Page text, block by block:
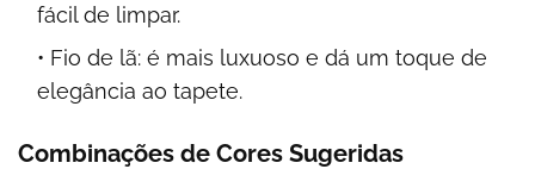
fácil de limpar.
Fio de lã: é mais luxuoso e dá um toque de
elegância ao tapete.
Combinações de Cores Sugeridas